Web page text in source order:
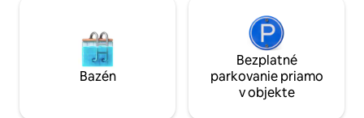
Bazén
Bezplatné
parkovanie priamo
v objekte